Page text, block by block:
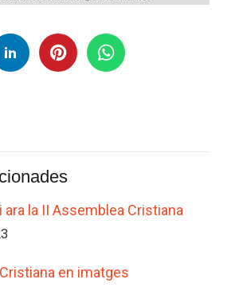
la II Assemblea Cristiana
en imatges